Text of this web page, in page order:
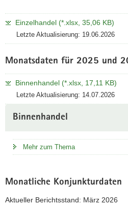
Einzelhandel (*.xlsx, 35,06 KB)
Letzte Aktualisierung: 19.06.2026
Monatsdaten für 2025 und
Binnenhandel (*.xlsx, 17,11 KB)
Letzte Aktualisierung: 14.07.2026
Binnenhandel
Mehr zum Thema
Monatliche Konjunkturdaten
Aktueller Berichtsstand: März 2026